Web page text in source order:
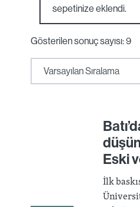
sepetinize eklendi.
Gösterilen sonuç sayısı: 9
Eski
İlk